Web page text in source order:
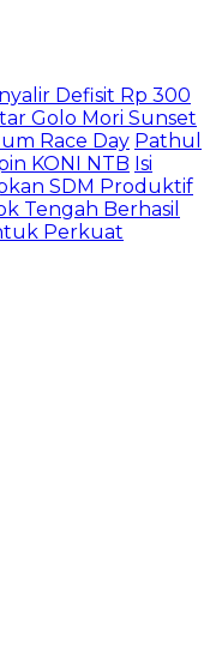
Defisit Rp 300
Golo Mori Sunset
Race Day Pathul
KONI NTB ​Isi
SDM Produktif
Tengah Berhasil
Perkuat